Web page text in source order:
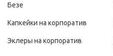
Безе
Капкейки на корпоратив
Эклеры на корпоратив